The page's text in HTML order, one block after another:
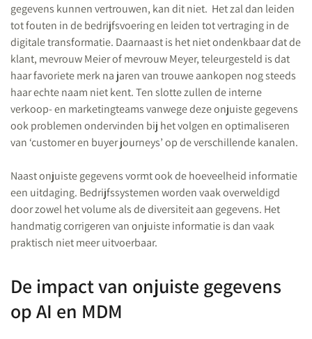
gegevens kunnen vertrouwen, kan dit niet. Het zal dan leiden
tot fouten in de bedrijfsvoering en leiden tot vertraging in de
digitale transformatie. Daarnaast is het niet ondenkbaar dat de
klant, mevrouw Meier of mevrouw Meyer, teleurgesteld is dat
haar favoriete merk na jaren van trouwe aankopen nog steeds
haar echte naam niet kent. Ten slotte zullen de interne
verkoop- en marketingteams vanwege deze onjuiste gegevens
ook problemen ondervinden bij het volgen en optimaliseren
van ‘customer en buyer journeys’ op de verschillende kanalen.
Naast onjuiste gegevens vormt ook de hoeveelheid informatie
een uitdaging. Bedrijfssystemen worden vaak overweldigd
door zowel het volume als de diversiteit aan gegevens. Het
handmatig corrigeren van onjuiste informatie is dan vaak
praktisch niet meer uitvoerbaar.
De impact van onjuiste gegevens
op AI en MDM